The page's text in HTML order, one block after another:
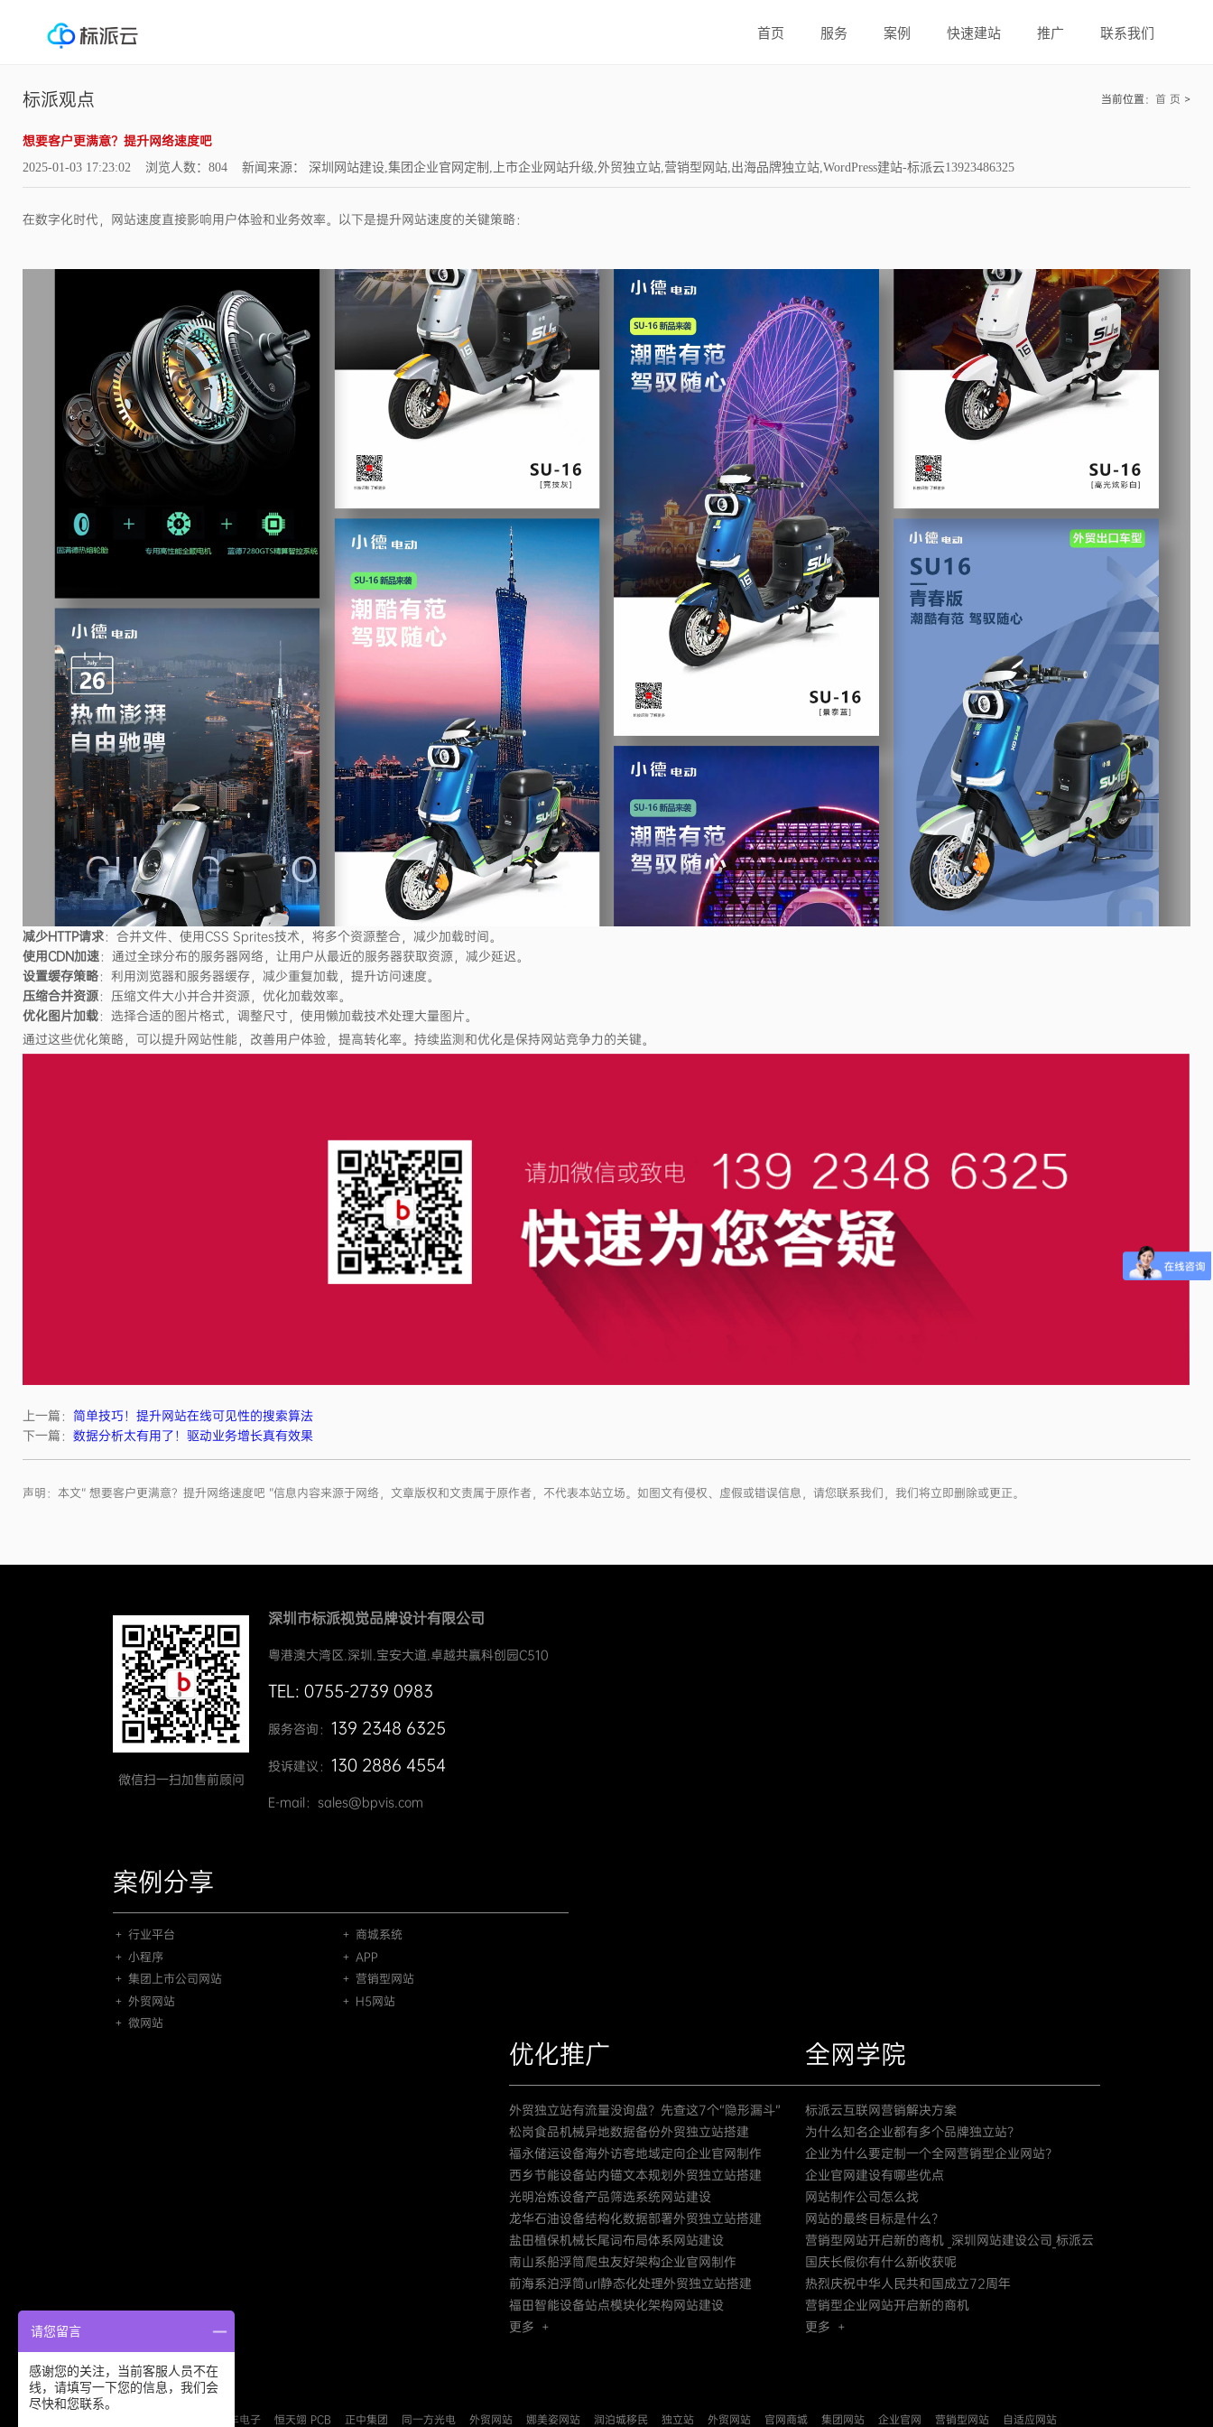
首页 服务 案例 快速建站 推广 联系我们
标派观点 当前位置： 首 页 >
想要客户更满意？提升网络速度吧
2025-01-03 17:23:02 浏览人数：804 新闻来源： 深圳网站建设,集团企业官网定制,上市企业网站升级,外贸独立站,营销型网站,出海品牌独立站,WordPress建站-标派云13923486325
在数字化时代，网站速度直接影响用户体验和业务效率。以下是提升网站速度的关键策略：
减少HTTP请求：合并文件、使用CSS Sprites技术，将多个资源整合，减少加载时间。
使用CDN加速：通过全球分布的服务器网络，让用户从最近的服务器获取资源，减少延迟。
设置缓存策略：利用浏览器和服务器缓存，减少重复加载，提升访问速度。
压缩合并资源：压缩文件大小并合并资源，优化加载效率。
优化图片加载：选择合适的图片格式，调整尺寸，使用懒加载技术处理大量图片。
通过这些优化策略，可以提升网站性能，改善用户体验，提高转化率。持续监测和优化是保持网站竞争力的关键。
上一篇： 简单技巧！提升网站在线可见性的搜索算法
下一篇： 数据分析太有用了！驱动业务增长真有效果
声明：本文“ 想要客户更满意？提升网络速度吧 ”信息内容来源于网络，文章版权和文责属于原作者，不代表本站立场。如图文有侵权、虚假或错误信息，请您联系我们，我们将立即删除或更正。
微信扫一扫加售前顾问
深圳市标派视觉品牌设计有限公司
粤港澳大湾区.深圳.宝安大道.卓越共赢科创园C510
TEL: 0755-2739 0983
服务咨询： 139 2348 6325
投诉建议： 130 2886 4554
E-mail：sales@bpvis.com
案例分享
＋ 行业平台
＋ 商城系统
＋ 小程序
＋ APP
＋ 集团上市公司网站
＋ 营销型网站
＋ 外贸网站
＋ H5网站
＋ 微网站
优化推广
外贸独立站有流量没询盘？先查这7个“隐形漏斗”
松岗食品机械异地数据备份外贸独立站搭建
福永储运设备海外访客地域定向企业官网制作
西乡节能设备站内锚文本规划外贸独立站搭建
光明冶炼设备产品筛选系统网站建设
龙华石油设备结构化数据部署外贸独立站搭建
盐田植保机械长尾词布局体系网站建设
南山系船浮筒爬虫友好架构企业官网制作
前海系泊浮筒url静态化处理外贸独立站搭建
福田智能设备站点模块化架构网站建设
更多 +
全网学院
标派云互联网营销解决方案
为什么知名企业都有多个品牌独立站？
企业为什么要定制一个全网营销型企业网站？
企业官网建设有哪些优点
网站制作公司怎么找
网站的最终目标是什么？
营销型网站开启新的商机 _深圳网站建设公司_标派云
国庆长假你有什么新收获呢
热烈庆祝中华人民共和国成立72周年
营销型企业网站开启新的商机
更多 +
友情链接：
益力盛汽车电子 恒天翊 PCB 正中集团 同一方光电 外贸网站 娜美姿网站 润泊城移民 独立站 外贸网站 官网商城 集团网站 企业官网 营销型网站 自适应网站
请您留言
感谢您的关注，当前客服人员不在
线，请填写一下您的信息，我们会
尽快和您联系。